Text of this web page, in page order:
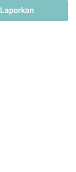
Laporkan